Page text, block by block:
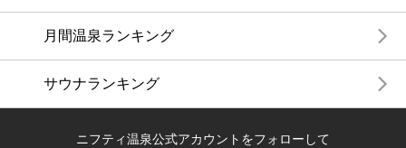
月間温泉ランキング
サウナランキング
ニフティ温泉公式アカウントをフォローして